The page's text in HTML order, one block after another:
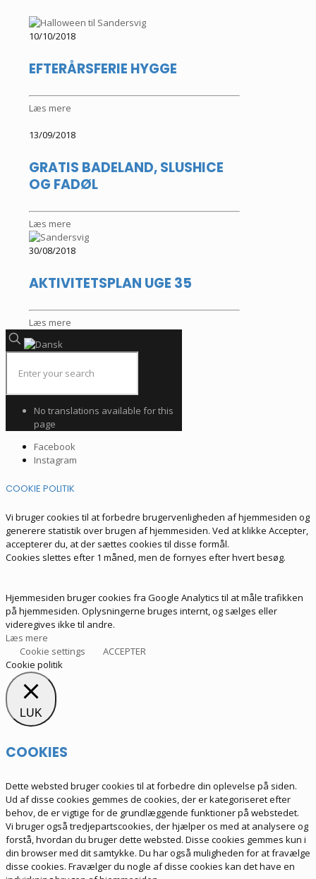
10/10/2018
EFTERÅRSFERIE HYGGE
Læs mere
13/09/2018
GRATIS BADELAND, SLUSHICE
OG FADØL
Læs mere
30/08/2018
AKTIVITETSPLAN UGE 35
Læs mere
No translations available for this
page
Facebook
Instagram
COOKIE POLITIK
Vi bruger cookies til at forbedre brugervenligheden af hjemmesiden og
generere statistik over brugen af hjemmesiden. Ved at klikke Accepter,
accepterer du, at der sættes cookies til disse formål.
Cookies slettes efter 1 måned, men de fornyes efter hvert besøg.
Hjemmesiden bruger cookies fra Google Analytics til at måle trafikken
på hjemmesiden. Oplysningerne bruges internt, og sælges eller
videregives ikke til andre.
Læs mere
Cookie settings
ACCEPTER
Cookie politik
LUK
COOKIES
Dette websted bruger cookies til at forbedre din oplevelse på siden.
Ud af disse cookies gemmes de cookies, der er kategoriseret efter
behov, de er vigtige for de grundlæggende funktioner på webstedet.
Vi bruger også tredjepartscookies, der hjælper os med at analysere og
forstå, hvordan du bruger dette websted. Disse cookies gemmes kun i
din browser med dit samtykke. Du har også muligheden for at fravælge
disse cookies. Fravælger du nogle af disse cookies kan det have en